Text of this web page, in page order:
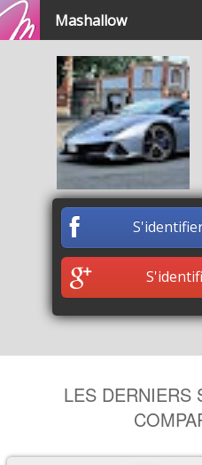
Mashallow
Catégories
Se
Créer
Créer
LES DERNIERS